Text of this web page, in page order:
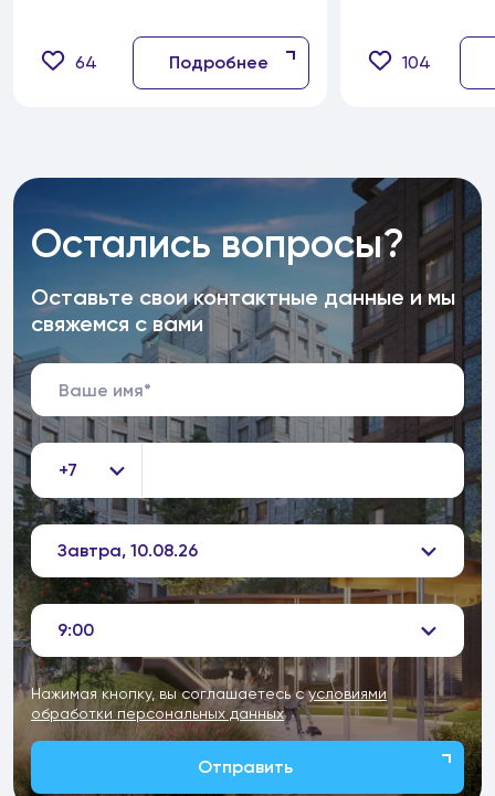
64 Подробнее 104
Остались вопросы?
Оставьте свои контактные данные и мы
свяжемся с вами
+7
Завтра, 10.08.26
9:00
Нажимая кнопку, вы соглашаетесь сусловиями
обработки персональных данных
Отправить